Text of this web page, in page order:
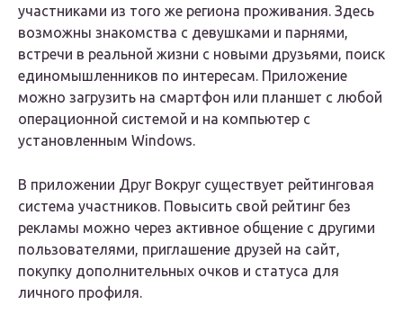
участниками из того же региона проживания. Здесь
возможны знакомства с девушками и парнями,
встречи в реальной жизни с новыми друзьями, поиск
единомышленников по интересам. Приложение
можно загрузить на смартфон или планшет с любой
операционной системой и на компьютер с
установленным Windows.
В приложении Друг Вокруг существует рейтинговая
система участников. Повысить свой рейтинг без
рекламы можно через активное общение с другими
пользователями, приглашение друзей на сайт,
покупку дополнительных очков и статуса для
личного профиля.